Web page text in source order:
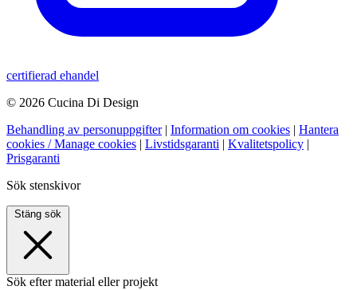
certifierad ehandel
© 2026 Cucina Di Design
Behandling av personuppgifter | Information om cookies | Hantera
cookies / Manage cookies | Livstidsgaranti | Kvalitetspolicy |
Prisgaranti
Sök stenskivor
Stäng sök
Sök efter material eller projekt